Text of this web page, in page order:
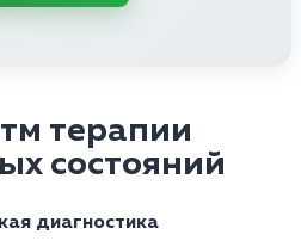
терапии
состояний
диагностика